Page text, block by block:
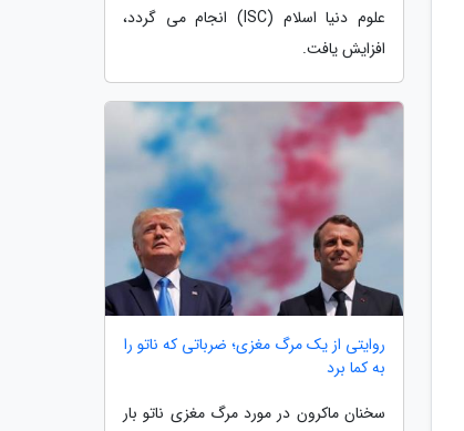
علوم دنیا اسلام (ISC) انجام می گردد،
افزایش یافت.
روایتی از یک مرگ مغزی؛ ضرباتی که ناتو را
به کما برد
سخنان ماکرون در مورد مرگ مغزی ناتو بار